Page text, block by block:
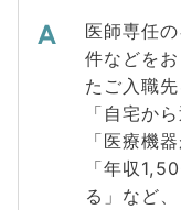
医師専任
件などを
たご入職
「自宅か
「医療機
「年収
る」など